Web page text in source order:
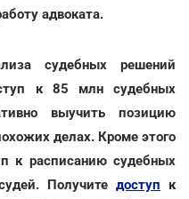
адвоката.
судебных решений
к 85 млн судебных
выучить позицию
делах. Кроме этого
к расписанию судебных
Получите доступ к